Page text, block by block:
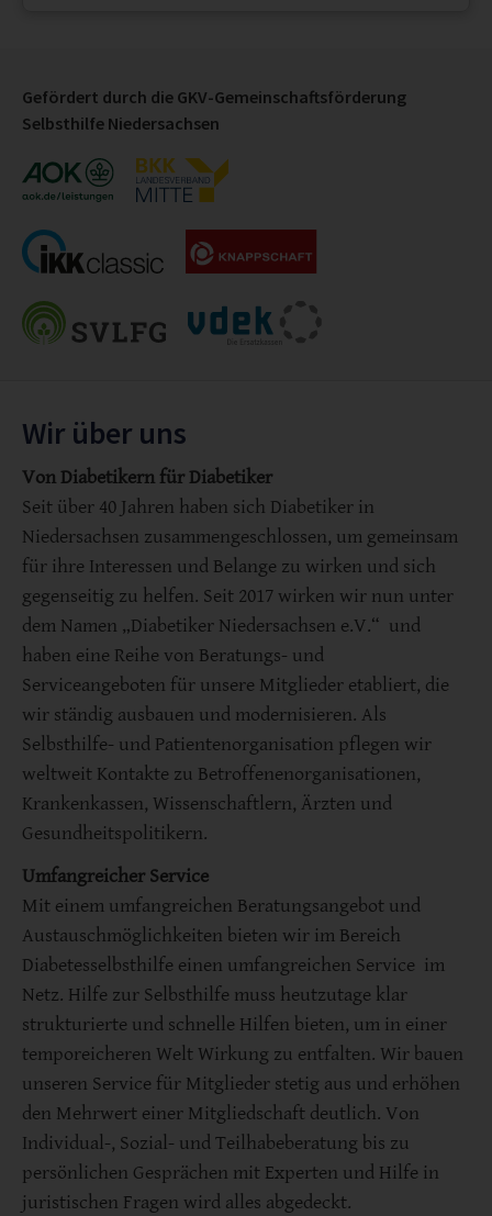
Gefördert durch die GKV-Gemeinschaftsförderung
Selbsthilfe Niedersachsen
Wir über uns
Von Diabetikern für Diabetiker
Seit über 40 Jahren haben sich Diabetiker in
Niedersachsen zusammengeschlossen, um gemeinsam
für ihre Interessen und Belange zu wirken und sich
gegenseitig zu helfen. Seit 2017 wirken wir nun unter
dem Namen „Diabetiker Niedersachsen e.V.“ und
haben eine Reihe von Beratungs- und
Serviceangeboten für unsere Mitglieder etabliert, die
wir ständig ausbauen und modernisieren. Als
Selbsthilfe- und Patientenorganisation pflegen wir
weltweit Kontakte zu Betroffenenorganisationen,
Krankenkassen, Wissenschaftlern, Ärzten und
Gesundheitspolitikern.
Umfangreicher Service
Mit einem umfangreichen Beratungsangebot und
Austauschmöglichkeiten bieten wir im Bereich
Diabetesselbsthilfe einen umfangreichen Service im
Netz. Hilfe zur Selbsthilfe muss heutzutage klar
strukturierte und schnelle Hilfen bieten, um in einer
temporeicheren Welt Wirkung zu entfalten. Wir bauen
unseren Service für Mitglieder stetig aus und erhöhen
den Mehrwert einer Mitgliedschaft deutlich. Von
Individual-, Sozial- und Teilhabeberatung bis zu
persönlichen Gesprächen mit Experten und Hilfe in
juristischen Fragen wird alles abgedeckt.